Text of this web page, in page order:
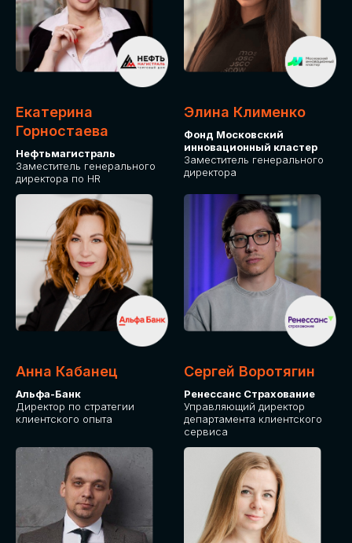
Екатерина
Горностаева
Нефтьмагистраль
Заместитель генерального
директора по HR
Элина Клименко
Фонд Московский
инновационный кластер
Заместитель генерального
директора
Анна Кабанец
Альфа-Банк
Директор по стратегии
клиентского опыта
Сергей Воротягин
Ренессанс Страхование
Управляющий директор
департамента клиентского
сервиса
Приглашаем стать партнером GLOBAL
TECH FORUM и презентовать ваши
решения целевой аудитории. Будем
рады сотрудничеству!
ЭКСПОНЕНТОМ
ПОДАТЬ ЗАЯВКУ
IT Solutions for Business
СТОИМОСТЬ
УЧАСТИЯ